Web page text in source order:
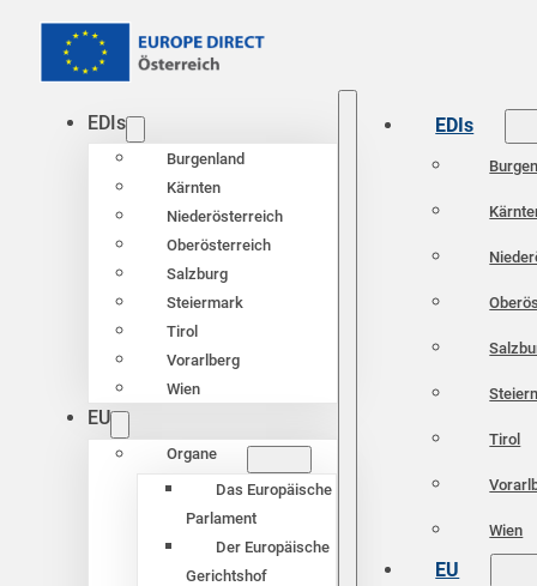
EDIs
Burgenland
Kärnten
Niederösterreich
Oberösterreich
Salzburg
Steiermark
Tirol
Vorarlberg
Wien
EU
Organe
Das Europäische
Parlament
Der Europäische
Gerichtshof
EDIs
Tirol
Wien
EU